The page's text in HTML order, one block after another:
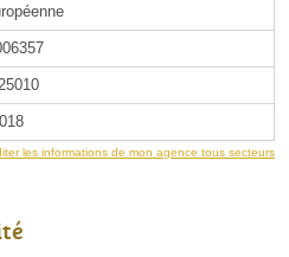
les informations de mon agence tous secteurs